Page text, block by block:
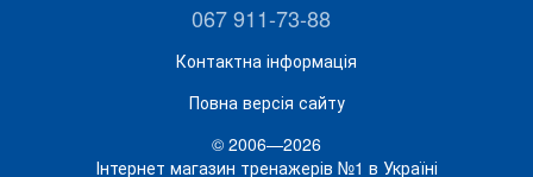
067 911-73-88
Контактна інформація
Повна версія сайту
© 2006—2026
Інтернет магазин тренажерів №1 в Україні